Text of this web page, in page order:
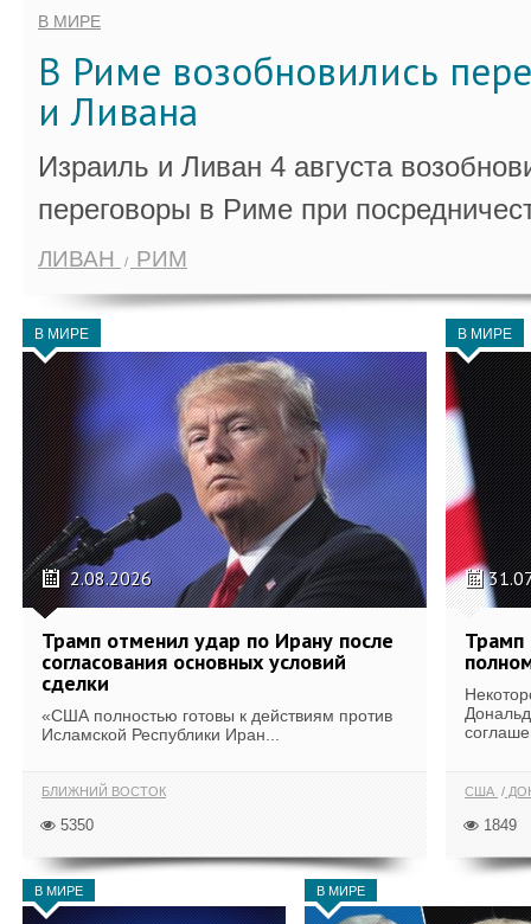
В МИРЕ
В Риме возобновились
и Ливана
Израиль и Ливан 4 августа
переговоры в Риме при
ЛИВАН РИМ
В МИРЕ
2.08.2026
Трамп отменил удар по Ирану после
согласования основных условий
сделки
«США полностью готовы к действиям против
Исламской Республики Иран...
БЛИЖНИЙ ВОСТОК
5350
В МИРЕ
Трамп
США
1849
В МИРЕ В МИРЕ